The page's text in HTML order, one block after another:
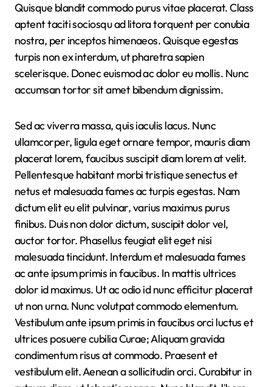
Quisque blandit commodo purus vitae placerat. Class
aptent taciti sociosqu ad litora torquent per conubia
nostra, per inceptos himenaeos. Quisque egestas
turpis non ex interdum, ut pharetra sapien
scelerisque. Donec euismod ac dolor eu mollis. Nunc
accumsan tortor sit amet bibendum dignissim.
Sed ac viverra massa, quis iaculis lacus. Nunc
ullamcorper, ligula eget ornare tempor, mauris diam
placerat lorem, faucibus suscipit diam lorem at velit.
Pellentesque habitant morbi tristique senectus et
netus et malesuada fames ac turpis egestas. Nam
dictum elit eu elit pulvinar, varius maximus purus
finibus. Duis non dolor dictum, suscipit dolor vel,
auctor tortor. Phasellus feugiat elit eget nisi
malesuada tincidunt. Interdum et malesuada fames
ac ante ipsum primis in faucibus. In mattis ultrices
dolor id maximus. Ut ac odio id nunc efficitur placerat
ut non urna. Nunc volutpat commodo elementum.
Vestibulum ante ipsum primis in faucibus orci luctus et
ultrices posuere cubilia Curae; Aliquam gravida
condimentum risus at commodo. Praesent et
vestibulum elit. Aenean a sollicitudin orci. Curabitur in